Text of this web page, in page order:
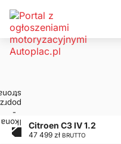
Citroen C3 IV 1.2
47 499 zł BRUTTO